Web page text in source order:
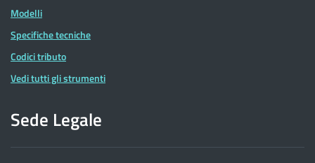
Modelli
Specifiche tecniche
Codici tributo
Vedi tutti gli strumenti
Sede Legale